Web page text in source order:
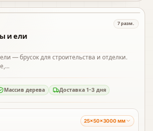
7разм.
и ели
— брусок для строительства и отделки.
Массив дерева Доставка 1-3 дня
25×50×3000 мм